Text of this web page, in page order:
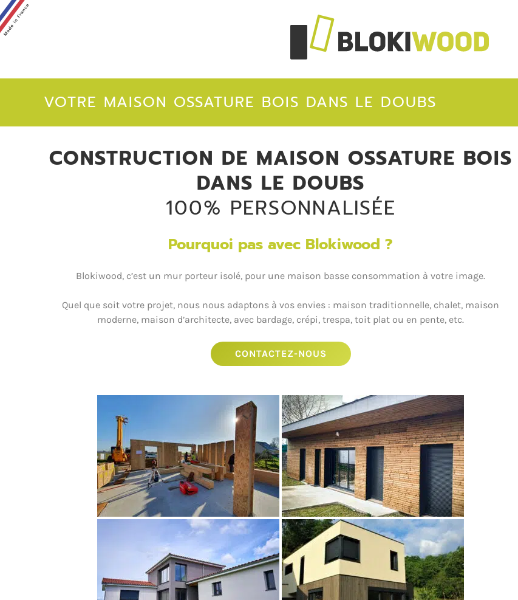
VOTRE MAISON OSSATURE BOIS DANS LE DOUBS
CONSTRUCTION DE MAISON OSSATURE BOIS
DANS LE DOUBS
100% PERSONNALISÉE
Pourquoi pas avec Blokiwood ?
Blokiwood, c’est un mur porteur isolé, pour une maison basse consommation à votre image.
Quel que soit votre projet, nous nous adaptons à vos envies : maison traditionnelle, chalet, maison
moderne, maison d’architecte, avec bardage, crépi, trespa, toit plat ou en pente, etc.
CONTACTEZ-NOUS